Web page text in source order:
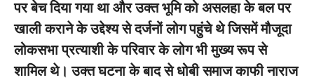
पर बेच दिया गया था और उक्त भूमि को असलहा के बल पर
खाली कराने के उद्देश्य से दर्जनों लोग पहुंचे थे जिसमें मौजूदा
लोकसभा प्रत्याशी के परिवार के लोग भी मुख्य रूप से
शामिल थे। उक्त घटना के बाद से धोबी समाज काफी नाराज